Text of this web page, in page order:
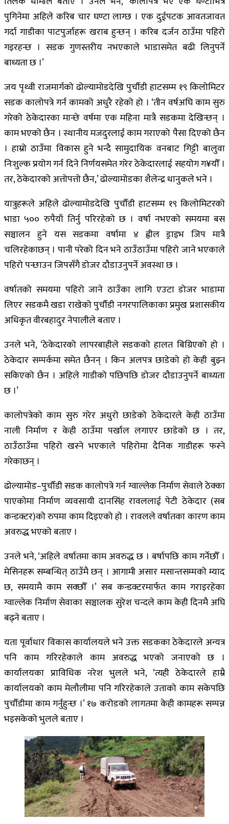
पुगिनेमा अहिले करिब चार घण्टा लाग्छ । एक दुईपटक आवतजावत
गर्दा गाडीका पाटपुर्जाहरू खराब हुन्छन् । करिब दर्जन ठाउँमा पहिरो
गइरहन्छ । सडक गुणस्तरीय नभएकाले भाडासमेत बढी लिनुपर्ने
बाध्यता छ ।’
जय पृथ्वी राजमार्गको ढोल्यामोडदेखि पुर्चौडी हाटसम्म १९ किलोमिटर
सडक कालोपत्रे गर्न कामको अधुरै रहेको हो । ‘तीन वर्षअघि काम सुरु
गरेको ठेकेदारका मान्छे वर्षमा एक महिना मात्रै सडकमा देखिन्छन् ।
काम भएको छैन । स्थानीय मजदुरलाई काम गराएको पैसा दिएको छैन
। हाम्रो ठाउँमा विकास हुने भन्दै सामुदायिक वनबाट गिट्टी बालुवा
निःशुल्क प्रयोग गर्न दिने निर्णयसमेत गरेर ठेकेदारलाई सहयोग ग¥यौँ ।
तर, ठेकेदारको अत्तोपत्तो छैन,’ ढोल्यामोडका शैलेन्द्र धानुकले भने ।
यात्रुहरूले अहिले ढोल्यामोडदेखि पुर्चौडी हाटसम्म १९ किलोमिटरको
भाडा ५०० रुपैयाँ तिर्नु परिरहेको छ । वर्षा नभएको समयमा बस
सञ्चालन हुने यस सडकमा वर्षामा ४ ह्वील ड्राइभ जिप मात्रै
चलिरहेकाछन् । पानी परेको दिन भने ठाउँठाउँमा पहिरो जाने भएकाले
पहिरो पन्छाउन जिपसँगै डोजर दौडाउनुपर्ने अवस्था छ ।
वर्षातको समयमा पहिरो जाने ठाउँका लागि एउटा डोजर भाडामा
लिएर सडकमै खडा राखेको पुर्चौडी नगरपालिकाका प्रमुख प्रशासकीय
अधिकृत वीरबहादुर नेपालीले बताए ।
उनले भने, ‘ठेकेदारको लापरबाहीले सडकको हालत बिग्रिएको हो ।
ठेकेदार सम्पर्कमा समेत छैनन् । किन अलपत्र छाडेको हो केही बुझ्न
सकिएको छैन । अहिले गाडीको पछिपछि डोजर दौडाउनुपर्ने बाध्यता
छ ।’
कालोपत्रेको काम सुरु गरेर अधुरो छाडेको ठेकेदारले केही ठाउँमा
नाली निर्माण र केही ठाउँमा पर्खाल लगाएर छाडेको छ । तर,
ठाउँठाउँमा पहिरो खस्ने भएकाले पहिरोमा दैनिक गाडीहरू फस्ने
गरेकाछन् ।
ढोल्यामोड–पुर्चौडी सडक कालोपत्रे गर्न ग्वाल्लेक निर्माण सेवाले ठेक्का
पाएकोमा निर्माण व्यवसायी दानसिंह रावललाई पेटी ठेकेदार (सब
कन्डक्टर)को रुपमा काम दिइएको हो । रावलले वर्षातका कारण काम
अवरुद्ध भएको बताए ।
उनले भने, ‘अहिले वर्षातमा काम अवरुद्ध छ । बर्षापछि काम गर्नेछौँ ।
मेसिनहरू सम्बन्धित् ठाउँमै छन् । आगामी असार मसान्तसम्मको म्याद
छ, समयामै काम सक्छौँ ।’ सब कन्डक्टरमार्फत काम गराइरहेका
ग्वाल्लेक निर्माण सेवाका सञ्चालक सुरेश चन्दले काम केही दिनमै अघि
बढ्ने बताए ।
यता पूर्वाधार विकास कार्यालयले भने उक्त सडकका ठेकेदारले अन्यत्र
पनि काम गरिरहेकाले काम अवरुद्ध भएको जनाएको छ ।
कार्यालयका प्राविधिक नरेश भुलले भने, ‘त्यही ठेकेदारले हाम्रै
कार्यालयको काम मेलौलीमा पनि गरिरहेकाले उताको काम सकेपछि
पुर्चौडीमा काम गर्नुहुन्छ ।’ १७ करोडको लागतमा केही कामहरू सम्पन्न
भइसकेको भुलले बताए ।